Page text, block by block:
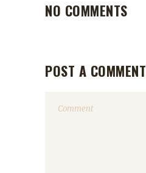
NO COMMENTS
POST A COMMENT